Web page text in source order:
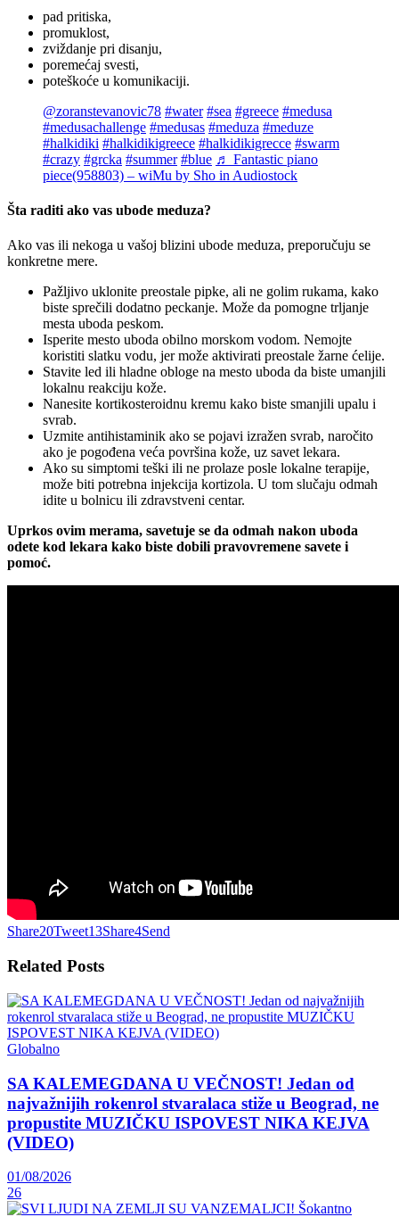
pad pritiska,
promuklost,
zviždanje pri disanju,
poremećaj svesti,
poteškoće u komunikaciji.
@zoranstevanovic78 #water #sea #greece #medusa
#medusachallenge #medusas #meduza #meduze
#halkidiki #halkidikigreece #halkidikigrecce #swarm
#crazy #grcka #summer #blue ♬ Fantastic piano
piece(958803) – wiMu by Sho in Audiostock
Šta raditi ako vas ubode meduza?
Ako vas ili nekoga u vašoj blizini ubode meduza, preporučuju se
konkretne mere.
Pažljivo uklonite preostale pipke, ali ne golim rukama, kako
biste sprečili dodatno peckanje. Može da pomogne trljanje
mesta uboda peskom.
Isperite mesto uboda obilno morskom vodom. Nemojte
koristiti slatku vodu, jer može aktivirati preostale žarne ćelije.
Stavite led ili hladne obloge na mesto uboda da biste umanjili
lokalnu reakciju kože.
Nanesite kortikosteroidnu kremu kako biste smanjili upalu i
svrab.
Uzmite antihistaminik ako se pojavi izražen svrab, naročito
ako je pogođena veća površina kože, uz savet lekara.
Ako su simptomi teški ili ne prolaze posle lokalne terapije,
može biti potrebna injekcija kortizola. U tom slučaju odmah
idite u bolnicu ili zdravstveni centar.
Uprkos ovim merama, savetuje se da odmah nakon uboda
odete kod lekara kako biste dobili pravovremene savete i
pomoć.
Share20Tweet13Share4Send
Related Posts
Globalno
SA KALEMEGDANA U VEČNOST! Jedan od
najvažnijih rokenrol stvaralaca stiže u Beograd, ne
propustite MUZIČKU ISPOVEST NIKA KEJVA
(VIDEO)
01/08/2026
26